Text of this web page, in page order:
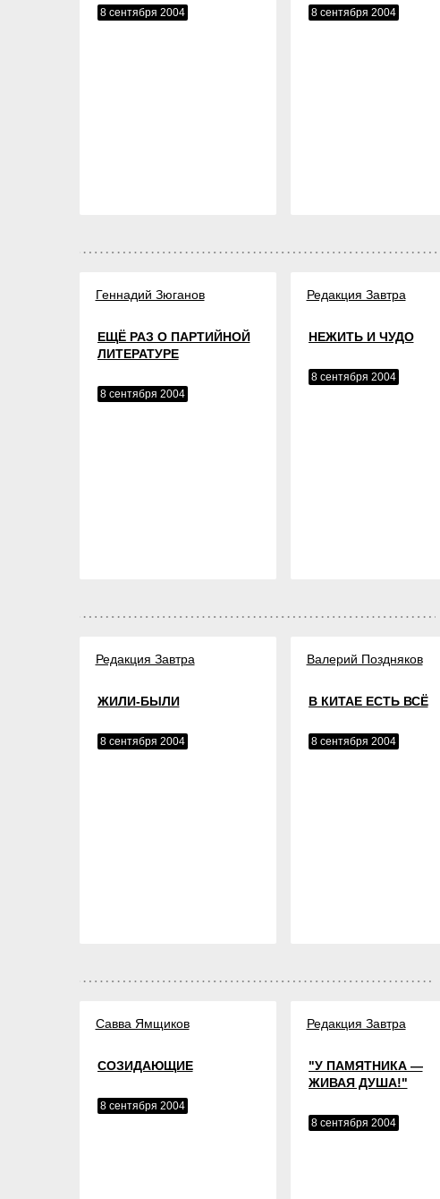
8 сентября 2004 8 сентября 2004
Геннадий Зюганов
ЕЩЁ РАЗ О ПАРТИЙНОЙ
ЛИТЕРАТУРЕ
8 сентября 2004
Редакция Завтра
НЕЖИТЬ И ЧУДО
8 сентября 2004
Редакция Завтра
ЖИЛИ-БЫЛИ
8 сентября 2004
Валерий Поздняков
В КИТАЕ ЕСТЬ ВСЁ
8 сентября 2004
Савва Ямщиков
СОЗИДАЮЩИЕ
8 сентября 2004
Редакция Завтра
"У ПАМЯТНИКА —
ЖИВАЯ ДУША!"
8 сентября 2004